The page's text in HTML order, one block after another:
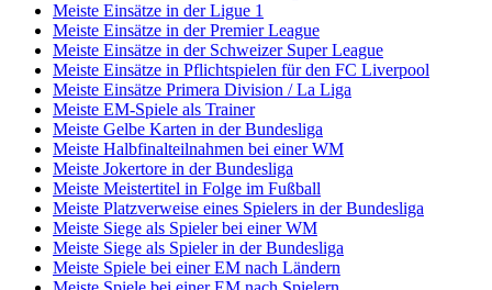
Meiste Einsätze in der Ligue 1
Meiste Einsätze in der Premier League
Meiste Einsätze in der Schweizer Super League
Meiste Einsätze in Pflichtspielen für den FC Liverpool
Meiste Einsätze Primera Division / La Liga
Meiste EM-Spiele als Trainer
Meiste Gelbe Karten in der Bundesliga
Meiste Halbfinalteilnahmen bei einer WM
Meiste Jokertore in der Bundesliga
Meiste Meistertitel in Folge im Fußball
Meiste Platzverweise eines Spielers in der Bundesliga
Meiste Siege als Spieler bei einer WM
Meiste Siege als Spieler in der Bundesliga
Meiste Spiele bei einer EM nach Ländern